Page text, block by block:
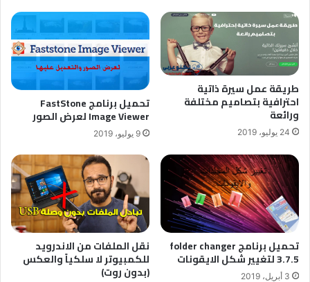
طريقة عمل سيرة ذاتية
احترافية بتصاميم مختلفة
ورائعة
24 يوليو، 2019
تحميل برنامج FastStone
Image Viewer لعرض الصور
9 يوليو، 2019
تحميل برنامج folder changer
3.7.5 لتغيير شكل الايقونات
3 أبريل، 2019
نقل الملفات من الاندرويد
للكمبيوتر لا سلكياً والعكس
(بدون روت)